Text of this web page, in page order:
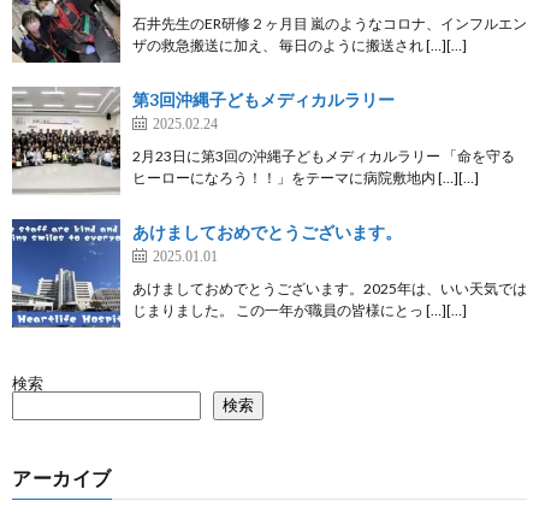
石井先生のER研修２ヶ月目 嵐のようなコロナ、インフルエン
ザの救急搬送に加え、 毎日のように搬送され […][…]
第3回沖縄子どもメディカルラリー
2025.02.24
2月23日に第3回の沖縄子どもメディカルラリー 「命を守る
ヒーローになろう！！」をテーマに病院敷地内 […][…]
あけましておめでとうございます。
2025.01.01
あけましておめでとうございます。2025年は、いい天気では
じまりました。 この一年が職員の皆様にとっ […][…]
検索
検索
アーカイブ